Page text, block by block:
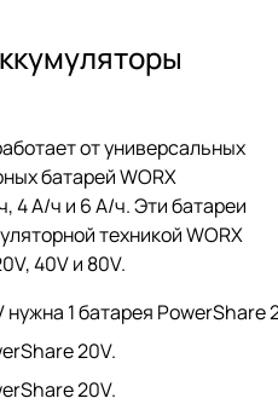
от универсальных
батарей WORX
4 А/ч и 6 А/ч. Эти батареи
техникой WORX
40V и 80V.
1 батарея PowerShare
20V.
20V.